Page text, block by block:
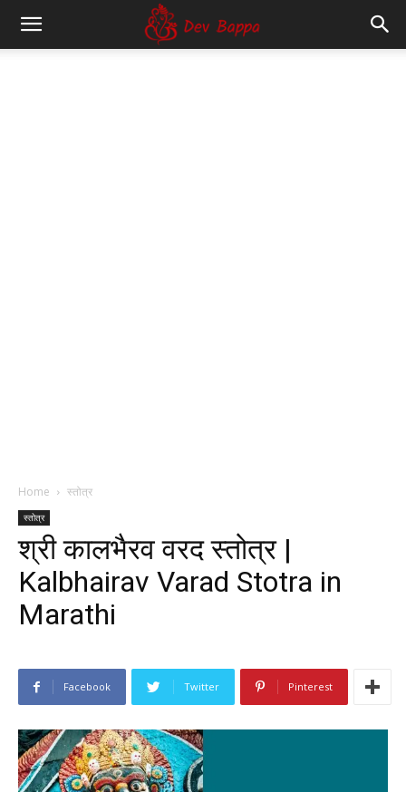
Dev
Home स्तोत्र
स्तोत्र
श्री कालभैरव वरद स्तोत्र |
Kalbhairav Varad Stotra in
Marathi
Facebook Twitter Pinterest